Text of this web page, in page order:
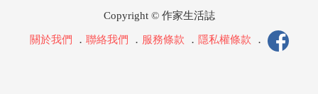
Copyright © 作家生活誌
關於我們 ． 聯絡我們 ． 服務條款 ． 隱私權條款 ．